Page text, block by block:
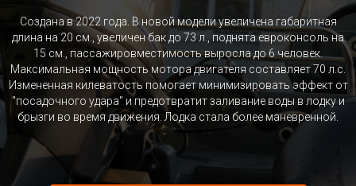
Создана в 2022 года. В новой модели увеличена габаритная
длина на 20 см., увеличен бак до 73 л., поднята евроконсоль на
15 см., пассажировместимость выросла до 6 человек.
Максимальная мощность мотора двигателя составляет 70 л.с.
Измененная килеватость помогает минимизировать эффект от
"посадочного удара" и предотвратит заливание воды в лодку и
брызги во время движения. Лодка стала более маневренной.